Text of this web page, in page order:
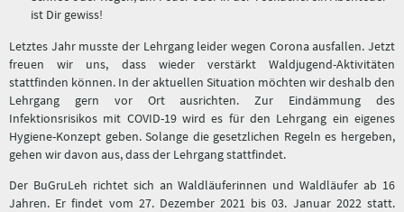
ist Dir gewiss!
Letztes Jahr musste der Lehrgang leider wegen Corona ausfallen. Jetzt
freuen wir uns, dass wieder verstärkt Waldjugend-Aktivitäten
stattfinden können. In der aktuellen Situation möchten wir deshalb den
Lehrgang gern vor Ort ausrichten. Zur Eindämmung des
Infektionsrisikos mit COVID-19 wird es für den Lehrgang ein eigenes
Hygiene-Konzept geben. Solange die gesetzlichen Regeln es hergeben,
gehen wir davon aus, dass der Lehrgang stattfindet.
Der BuGruLeh richtet sich an Waldläuferinnen und Waldläufer ab 16
Jahren. Er findet vom 27. Dezember 2021 bis 03. Januar 2022 statt.